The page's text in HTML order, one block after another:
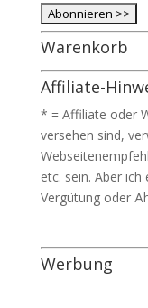
Warenkorb
Affiliate-
* = Affiliate oder
versehen sind,
etc. sein. Aber
Vergütung oder
Werbung